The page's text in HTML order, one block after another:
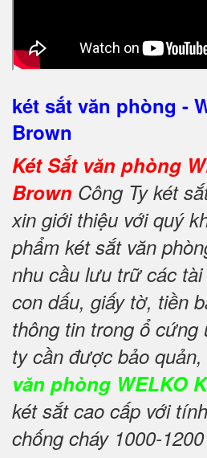
két sắt văn phòng -
Brown
Két Sắt văn phòng
Brown Công Ty két
xin giới thiệu với quý
phẩm két sắt văn
nhu cầu lưu trữ các
con dấu, giấy tờ, tiền
thông tin trong ổ cứng
ty cần được bảo
văn phòng WELKO
két sắt cao cấp với
chống cháy 1000-